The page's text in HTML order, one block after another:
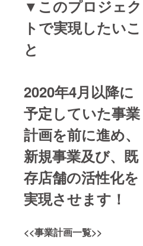
▼このプロジェク
トで実現したいこ
と
2020年4月以降に
予定していた事業
計画を前に進め、
新規事業及び、既
存店舗の活性化を
実現させます！
<<事業計画一覧>>